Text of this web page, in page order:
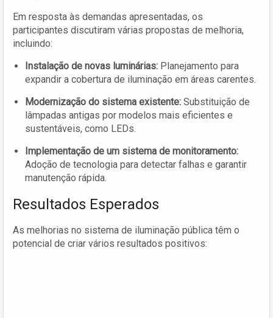
Em resposta às demandas apresentadas, os
participantes discutiram várias propostas de melhoria,
incluindo:
Instalação de novas luminárias: Planejamento para
expandir a cobertura de iluminação em áreas carentes.
Modernização do sistema existente: Substituição de
lâmpadas antigas por modelos mais eficientes e
sustentáveis, como LEDs.
Implementação de um sistema de monitoramento:
Adoção de tecnologia para detectar falhas e garantir
manutenção rápida.
Resultados Esperados
As melhorias no sistema de iluminação pública têm o
potencial de criar vários resultados positivos: